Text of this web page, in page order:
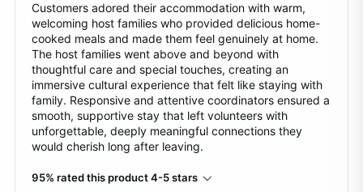
Customers adored their accommodation with warm,
welcoming host families who provided delicious home-
cooked meals and made them feel genuinely at home.
The host families went above and beyond with
thoughtful care and special touches, creating an
immersive cultural experience that felt like staying with
family. Responsive and attentive coordinators ensured a
smooth, supportive stay that left volunteers with
unforgettable, deeply meaningful connections they
would cherish long after leaving.
95% rated this product 4-5 stars